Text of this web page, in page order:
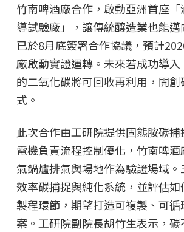
竹南啤酒廠合作，啟動亞洲首座
導試驗廠」，讓傳統釀造業也能
已於8月底簽署合作協議，預計
廠啟動實證運轉。未來若成功導
的二氧化碳將可回收再利用，開
式。
此次合作由工研院提供固態胺碳
電機負責流程控制優化，竹南啤
氣鍋爐排氣與場地作為驗證場域
效率碳捕捉與純化系統，並評估
製程環節，期望打造可複製、可
案。工研院副院長胡竹生表示，